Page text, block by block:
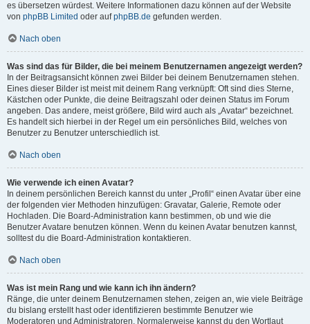
es übersetzen würdest. Weitere Informationen dazu können auf der Website
von phpBB Limited oder aufphpBB.de gefunden werden.
Nach oben
Was sind das für Bilder, die bei meinem Benutzernamen angezeigt werden?
In der Beitragsansicht können zwei Bilder bei deinem Benutzernamen stehen.
Eines dieser Bilder ist meist mit deinem Rang verknüpft: Oft sind dies Sterne,
Kästchen oder Punkte, die deine Beitragszahl oder deinen Status im Forum
angeben. Das andere, meist größere, Bild wird auch als „Avatar“ bezeichnet.
Es handelt sich hierbei in der Regel um ein persönliches Bild, welches von
Benutzer zu Benutzer unterschiedlich ist.
Nach oben
Wie verwende ich einen Avatar?
In deinem persönlichen Bereich kannst du unter „Profil“ einen Avatar über eine
der folgenden vier Methoden hinzufügen: Gravatar, Galerie, Remote oder
Hochladen. Die Board-Administration kann bestimmen, ob und wie die
Benutzer Avatare benutzen können. Wenn du keinen Avatar benutzen kannst,
solltest du die Board-Administration kontaktieren.
Nach oben
Was ist mein Rang und wie kann ich ihn ändern?
Ränge, die unter deinem Benutzernamen stehen, zeigen an, wie viele Beiträge
du bislang erstellt hast oder identifizieren bestimmte Benutzer wie
Moderatoren und Administratoren. Normalerweise kannst du den Wortlaut